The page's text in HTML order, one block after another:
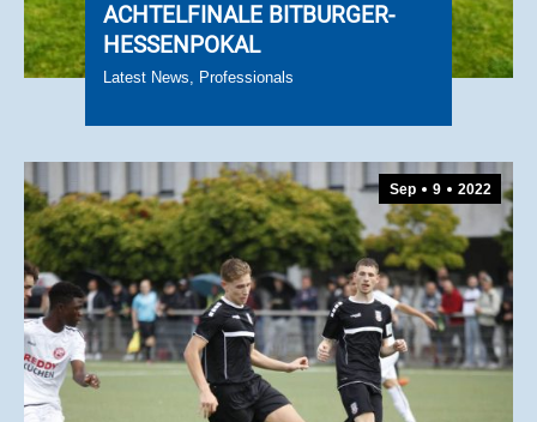
ACHTELFINALE BITBURGER-
HESSENPOKAL
Latest News, Professionals
Sep 9 2022